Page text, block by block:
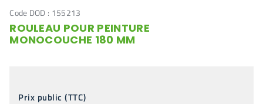
Code DOD : 155213
ROULEAU POUR PEINTURE
MONOCOUCHE 180 MM
Prix public (TTC)